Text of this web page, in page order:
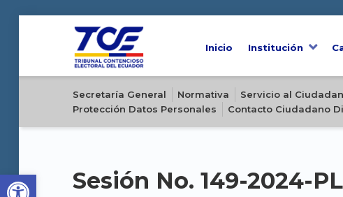
Open toolbar
Inicio Institución
Secretaría General Normativa Servicio al
Protección Datos Personales
Contacto Ciudadano
Sesión No. 149-2024-